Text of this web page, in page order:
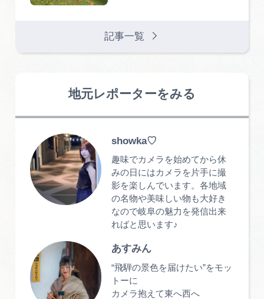
記事一覧
地元レポーターをみる
showka♡
趣味でカメラを始めてから休
みの日にはカメラを片手に撮
影を楽しんでいます。各地域
の名物や美味しい物も大好き
なので岐阜の魅力を発信出来
ればと思います♪
あすみん
“飛騨の景色を届けたい”をモッ
トーに
カメラ抱えて東へ西へ